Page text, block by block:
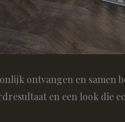
ontvangen en samen
en een look die